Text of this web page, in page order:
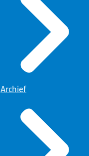
Archief